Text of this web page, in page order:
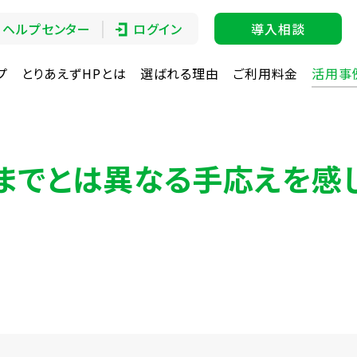
ヘルプセンター ログイン 導入相談
とりあえずHPとは 選ばれる理由 ご利用料金 活用事
でとは異なる手応えを感